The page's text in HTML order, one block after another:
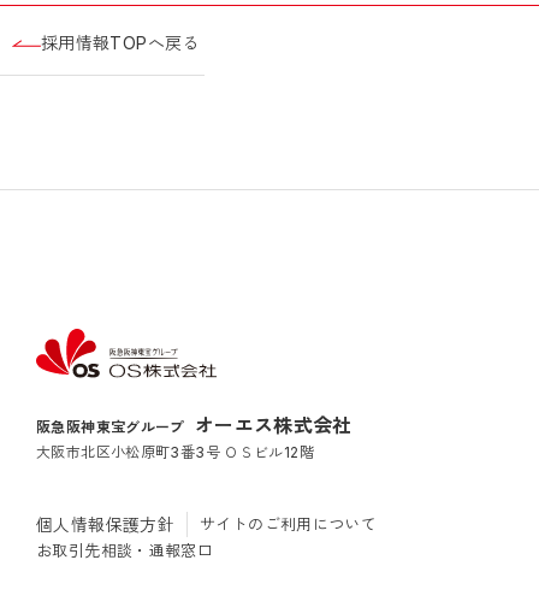
採用情報TOPへ戻る
阪急阪神東宝グループ オーエス株式会社
大阪市北区小松原町3番3号 ＯＳビル12階
個人情報保護方針
サイトのご利用について
お取引先相談・通報窓口